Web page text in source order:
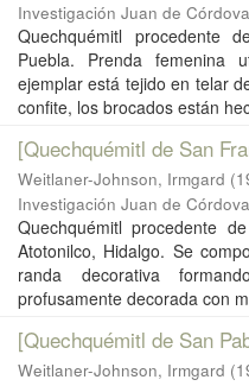
Investigación Juan de Córdova
Quechquémitl procedente
Puebla. Prenda femenina
ejemplar está tejido en telar
confite, los brocados están
[Quechquémitl de San
Weitlaner-Johnson, Irmgard
Investigación Juan de Córdova
Quechquémitl procedente
Atotonilco, Hidalgo. Se
randa decorativa
profusamente decorada con
[Quechquémitl de San
Weitlaner-Johnson, Irmgard